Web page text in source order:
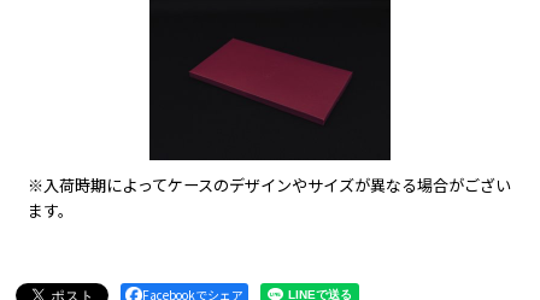
※入荷時期によってケースのデザインやサイズが異なる場合がござい
ます。
Facebookでシェア